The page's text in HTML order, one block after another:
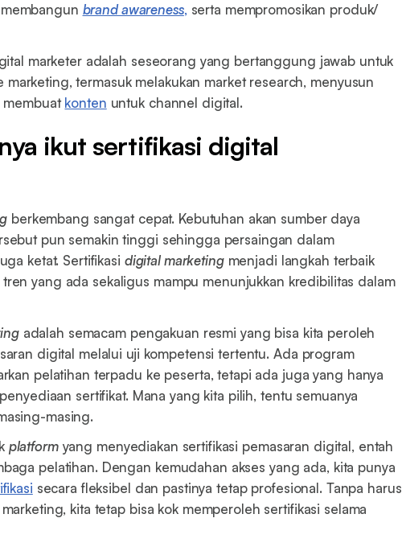
brand awareness, serta mempromosikan produk/
marketer adalah seseorang yang bertanggung jawab untuk
marketing, termasuk melakukan market research, menyusun
konten untuk channel digital.
ikut sertifikasi digital
berkembang sangat cepat. Kebutuhan akan sumber daya
pun semakin tinggi sehingga persaingan dalam
ketat. Sertifikasi digital marketingmenjadi langkah terbaik
yang ada sekaligus mampu menunjukkan kredibilitas dalam
adalah semacam pengakuan resmi yang bisa kita peroleh
digital melalui uji kompetensi tertentu. Ada program
pelatihan terpadu ke peserta, tetapi ada juga yang hanya
sertifikat. Mana yang kita pilih, tentu semuanya
masing.
platformyang menyediakan sertifikasi pemasaran digital, entah
pelatihan. Dengan kemudahan akses yang ada, kita punya
secara fleksibel dan pastinya tetap profesional. Tanpa harus
kita tetap bisa kok memperoleh sertifikasi selama